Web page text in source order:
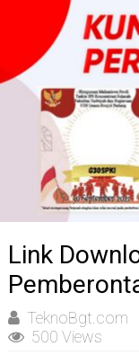
Link
TeknoBgt.com
500 Views